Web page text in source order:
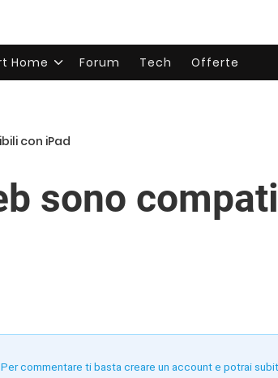
Home Forum Tech Offerte
con iPad
sono
commentare ti basta creare un account e potrai